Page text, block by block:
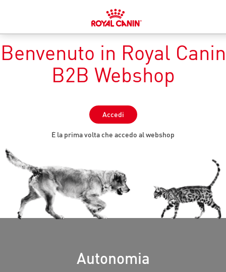
Benvenuto in Royal Canin
B2B Webshop
Accedi
È la prima volta che accedo al webshop
Autonomia